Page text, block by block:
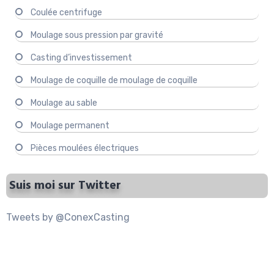
Coulée centrifuge
Moulage sous pression par gravité
Casting d’investissement
Moulage de coquille de moulage de coquille
Moulage au sable
Moulage permanent
Pièces moulées électriques
Suis moi sur Twitter
Tweets by @ConexCasting